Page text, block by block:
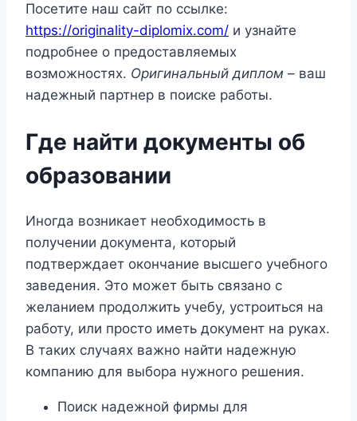
Посетите наш сайт по ссылке:
https://originality-diplomix.com/ и узнайте
подробнее о предоставляемых
возможностях. Оригинальный диплом – ваш
надежный партнер в поиске работы.
Где найти документы об
образовании
Иногда возникает необходимость в
получении документа, который
подтверждает окончание высшего учебного
заведения. Это может быть связано с
желанием продолжить учебу, устроиться на
работу, или просто иметь документ на руках.
В таких случаях важно найти надежную
компанию для выбора нужного решения.
Поиск надежной фирмы для